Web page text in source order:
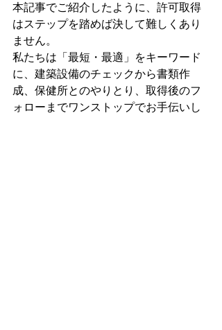
本記事でご紹介したように、許可取得
はステップを踏めば決して難しくあり
ません。
私たちは「最短・最適」をキーワード
に、建築設備のチェックから書類作
成、保健所とのやりとり、取得後のフ
ォローまでワンストップでお手伝いし